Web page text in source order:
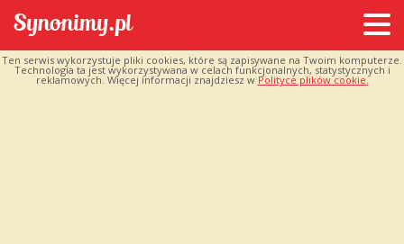
Ten serwis wykorzystuje pliki cookies, które są zapisywane na Twoim komputerze.
Technologia ta jest wykorzystywana w celach funkcjonalnych, statystycznych i
reklamowych. Więcej informacji znajdziesz w Polityce plików cookie.